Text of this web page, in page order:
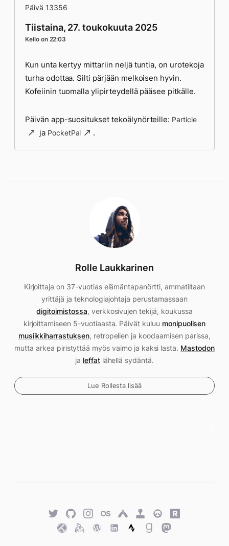
Päivä 13356
Tiistaina, 27. toukokuuta 2025
Kello on 22:03
Kun unta kertyy mittariin neljä tuntia, on urotekoja
turha odottaa. Silti pärjään melkoisen hyvin.
Kofeiinin tuomalla ylipirteydellä pääsee pitkälle.
Päivän app-suositukset tekoälynörteille: Particle
ja PocketPal .
Rolle Laukkarinen
Kirjoittaja on 37-vuotias elämäntapanörtti, ammatiltaan
yrittäjä ja teknologiajohtaja perustamassaan
digitoimistossa, verkkosivujen tekijä, koukussa
kirjoittamiseen 5-vuotiaasta. Päivät kuluu monipuolisen
musiikkiharrastuksen, retropelien ja koodaamisen parissa,
mutta arkea piristyttää myös vaimo ja kaksi lasta. Mastodon
ja leffatlähellä sydäntä.
Lue Rollesta lisää
TwitterGitHubTwitterLast.fmUntappd
Retro
Achievements
Overwatch
Rawg.io
TraktKeybaseWordPress
WordPress
StravaGoodreads
Mastodon